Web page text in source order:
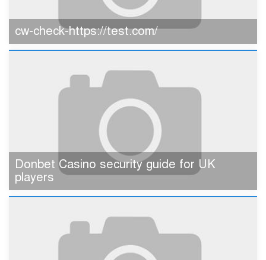
cw-check-https://test.com/
Donbet Casino security guide for UK
players